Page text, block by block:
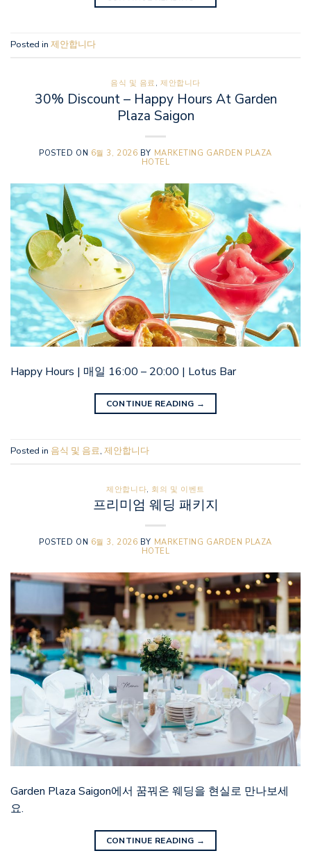
Posted in 제안합니다
음식 및 음료 ,제안합니다
30% Discount – Happy Hours At Garden
Plaza Saigon
POSTED ON 6월 3, 2026 BY MARKETING GARDEN PLAZA
HOTEL
Happy Hours | 매일 16:00 – 20:00 | Lotus Bar
CONTINUE READING →
Posted in 음식 및 음료, 제안합니다
제안합니다, 회의 및 이벤트
프리미엄 웨딩 패키지
POSTED ON 6월 3, 2026 BY MARKETING GARDEN PLAZA
HOTEL
Garden Plaza Saigon에서 꿈꿔온 웨딩을 현실로 만나보세
요.
CONTINUE READING →